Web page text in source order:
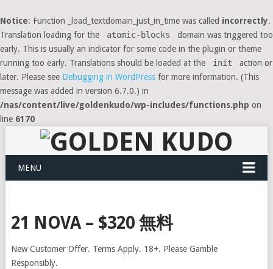
Notice: Function _load_textdomain_just_in_time was called incorrectly.
Translation loading for the
atomic-blocks
domain was triggered too
early. This is usually an indicator for some code in the plugin or theme
running too early. Translations should be loaded at the
init
action or
later. Please see Debugging in WordPress for more information. (This
message was added in version 6.7.0.) in
/nas/content/live/goldenkudo/wp-includes/functions.php on
line 6170
MENU
21 NOVA – $320 無料
New Customer Offer. Terms Apply. 18+. Please Gamble
Responsibly.